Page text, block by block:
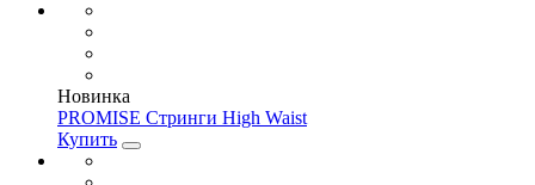
Новинка
PROMISE Стринги High Waist
Купить